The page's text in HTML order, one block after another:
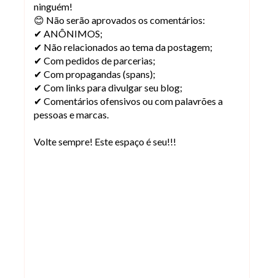
ninguém!
😊 Não serão aprovados os comentários:
✔ ANÔNIMOS;
✔ Não relacionados ao tema da postagem;
✔ Com pedidos de parcerias;
✔ Com propagandas (spans);
✔ Com links para divulgar seu blog;
✔ Comentários ofensivos ou com palavrões a
pessoas e marcas.
Volte sempre! Este espaço é seu!!!